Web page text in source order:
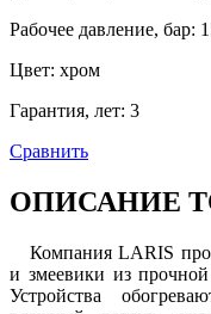
Рабочее давление, бар:
Цвет: хром
Гарантия, лет: 3
Сравнить
ОПИСАНИЕ
Компания LARIS
и змеевики из
Устройства